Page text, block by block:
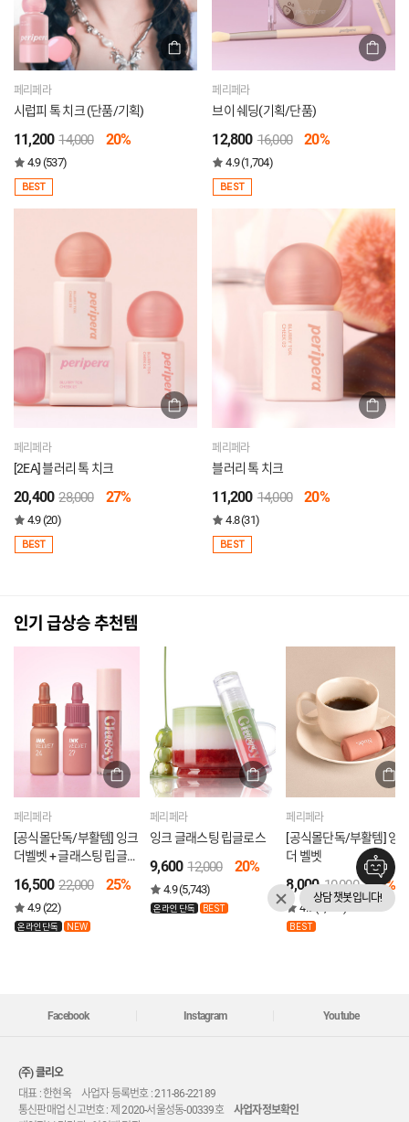
페리페라
시럽피 톡 치크 (단품/기획)
11,200 14,000 20%
4.9 (537)
BEST
페리페라
브이 쉐딩(기획/단품)
12,800 16,000 20%
4.9 (1,704)
BEST
페리페라
[2EA] 블러리 톡 치크
20,400 28,000 27%
4.9 (20)
BEST
페리페라
블러리 톡 치크
11,200 14,000 20%
4.8 (31)
BEST
인기 급상승 추천템
페리페라
[공식몰단독/부활템] 잉크
더벨벳 + 글래스팅 립글로
16,500 22,000 25%
4.9 (22)
온라인단독 NEW
페리페라
잉크 글래스팅 립글로스
9,600 12,000 20%
4.9 (5,743)
온라인단독 BEST
페리페라
[공식몰단독/부활템] 잉
더 벨벳
8,000 10,000 20%
4.9 (7,418)
BEST
Facebook Instagram Youtube
(주) 클리오
대표 : 한현옥 사업자 등록번호 : 211-86-22189
통신판매업 신고번호 : 제 2020-서울성동-00339호사업자정보확인
상담 챗봇입니다!